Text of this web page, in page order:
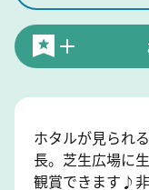
ホタルが見られ
長。芝生広場に
観賞できます♪